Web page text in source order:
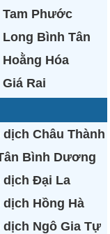
Phước
Bình Tân
Hóa
Rai
Châu Thành
Bình Dương
dịch Đại La
Hồng Hà
dịch Ngô Gia Tự